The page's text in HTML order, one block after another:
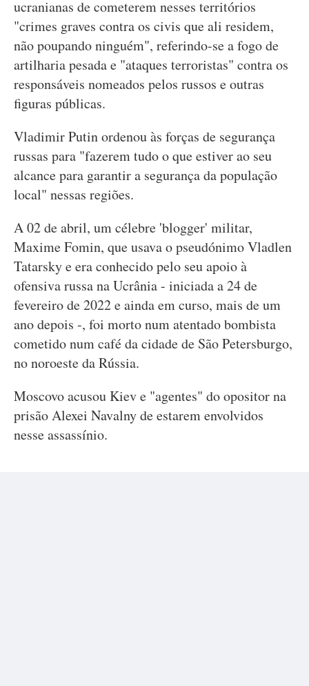
ucranianas de cometerem nesses territórios
"crimes graves contra os civis que ali residem,
não poupando ninguém", referindo-se a fogo de
artilharia pesada e "ataques terroristas" contra os
responsáveis nomeados pelos russos e outras
figuras públicas.
Vladimir Putin ordenou às forças de segurança
russas para "fazerem tudo o que estiver ao seu
alcance para garantir a segurança da população
local" nessas regiões.
A 02 de abril, um célebre 'blogger' militar,
Maxime Fomin, que usava o pseudónimo Vladlen
Tatarsky e era conhecido pelo seu apoio à
ofensiva russa na Ucrânia - iniciada a 24 de
fevereiro de 2022 e ainda em curso, mais de um
ano depois -, foi morto num atentado bombista
cometido num café da cidade de São Petersburgo,
no noroeste da Rússia.
Moscovo acusou Kiev e "agentes" do opositor na
prisão Alexei Navalny de estarem envolvidos
nesse assassínio.